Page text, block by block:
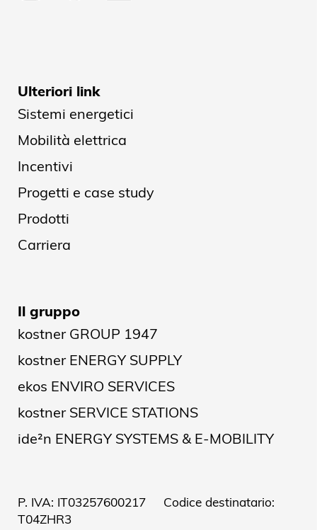
Ulteriori link
Sistemi energetici
Mobilità elettrica
Incentivi
Progetti e case study
Prodotti
Carriera
Il gruppo
kostner GROUP 1947
kostner ENERGY SUPPLY
ekos ENVIRO SERVICES
kostner SERVICE STATIONS
ide²n ENERGY SYSTEMS & E-MOBILITY
P. IVA: IT03257600217 Codice destinatario:
T04ZHR3